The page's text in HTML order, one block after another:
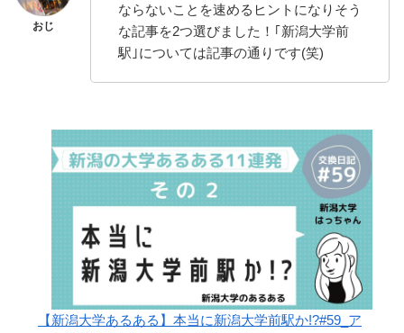
ならないことを速めるヒントになりそう
な記事を2つ選びました！｢新潟大学前
駅｣については記事の通りです(笑)
【新潟大学あるある】本当に新潟大学前駅か!?#59_ア